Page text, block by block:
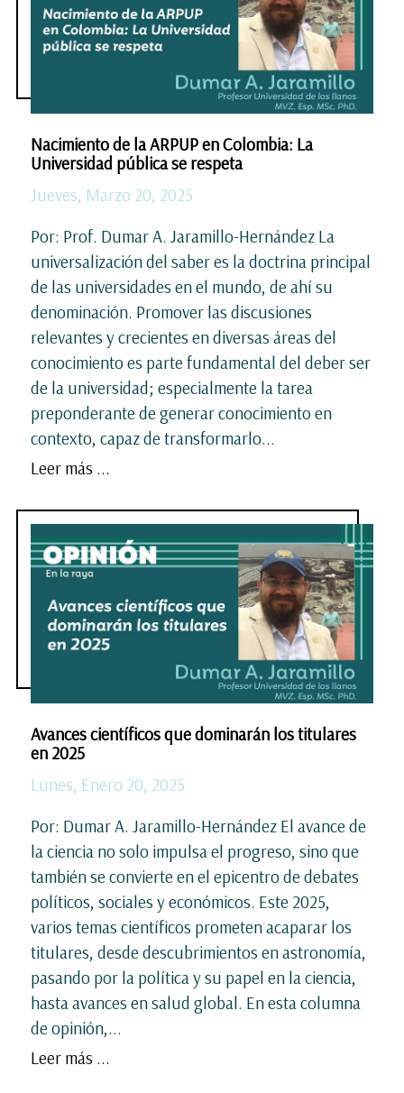
Nacimiento de la ARPUP en Colombia: La
Universidad pública se respeta
Jueves, Marzo 20, 2025
Por: Prof. Dumar A. Jaramillo-Hernández La
universalización del saber es la doctrina principal
de las universidades en el mundo, de ahí su
denominación. Promover las discusiones
relevantes y crecientes en diversas áreas del
conocimiento es parte fundamental del deber ser
de la universidad; especialmente la tarea
preponderante de generar conocimiento en
contexto, capaz de transformarlo...
Leer más ...
Avances científicos que dominarán los titulares
en 2025
Lunes, Enero 20, 2025
Por: Dumar A. Jaramillo-Hernández El avance de
la ciencia no solo impulsa el progreso, sino que
también se convierte en el epicentro de debates
políticos, sociales y económicos. Este 2025,
varios temas científicos prometen acaparar los
titulares, desde descubrimientos en astronomía,
pasando por la política y su papel en la ciencia,
hasta avances en salud global. En esta columna
de opinión,...
Leer más ...